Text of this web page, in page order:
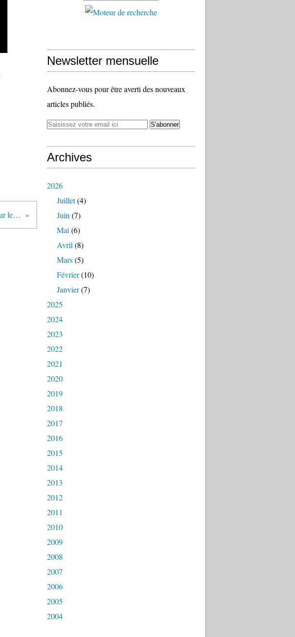
La réforme du lycée et ses impacts sur les mathématiques (article mis en ligne par le ministère et réponse de l'ensemble des sociétés savantes et associations de mathématiques)
Newsletter mensuelle
Abonnez-vous pour être averti des nouveaux
articles publiés.
Archives
2026
Juillet(4)
Juin (7)
Mai (6)
Avril (8)
Mars(5)
Février(10)
Janvier(7)
2025
2024
2023
2022
2021
2020
2019
2018
2017
2016
2015
2014
2013
2012
2011
2010
2009
2008
2007
2006
2005
2004